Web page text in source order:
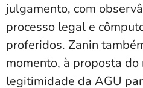
julgamento, com
processo legal e
proferidos. Zanin
momento, à proposta
legitimidade da AGU